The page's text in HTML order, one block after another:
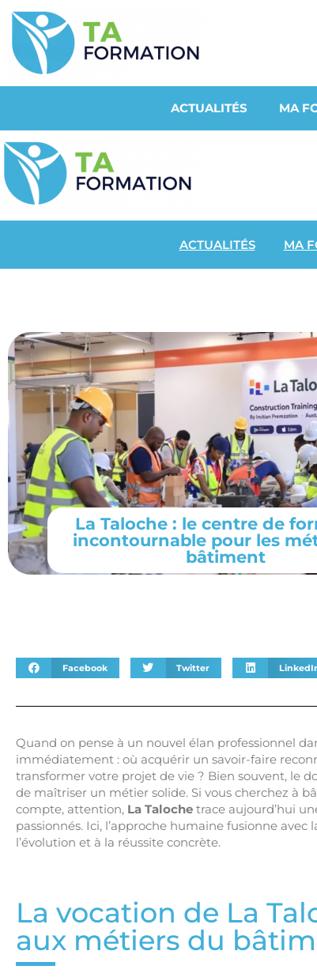
ACTUALITÉS MA
ACTUALITÉS MA
La Taloche : le centre de
incontournable pour les
bâtiment
Facebook Twitter
Quand on pense à un nouvel élan professionnel
immédiatement : où acquérir un savoir-faire
transformer votre projet de vie ? Bien souvent, le
de maîtriser un métier solide. Si vous cherchez à
compte, attention, La Taloche trace aujourd’hui
passionnés. Ici, l’approche humaine fusionne
l’évolution et à la réussite concrète.
La vocation de La
aux métiers du